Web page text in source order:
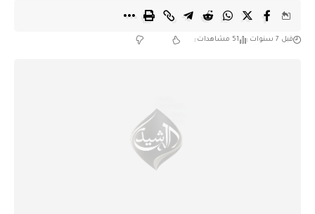
قبل 7 سنوات 51 مشاهدات